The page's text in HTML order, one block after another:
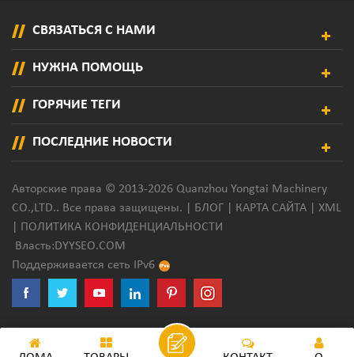
СВЯЗАТЬСЯ С НАМИ
НУЖНА ПОМОЩЬ
ГОРЯЧИЕ ТЕГИ
ПОСЛЕДНИЕ НОВОСТИ
Авторские права © 2013-2026 Quanzhou Yongtai Machinery
CO.,LTD.. Все права защищены. | БЛОГ КАРТА САЙТА
XML
ПОЛИТИКА КОНФИДЕНЦИАЛЬНОСТИ
Власть:DYYSEO.COM
Поддерживается сеть IPv6